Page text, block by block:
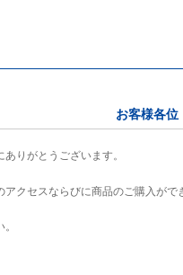
お客様各位
りがとうございます。
クセスならびに商品のご購入がで